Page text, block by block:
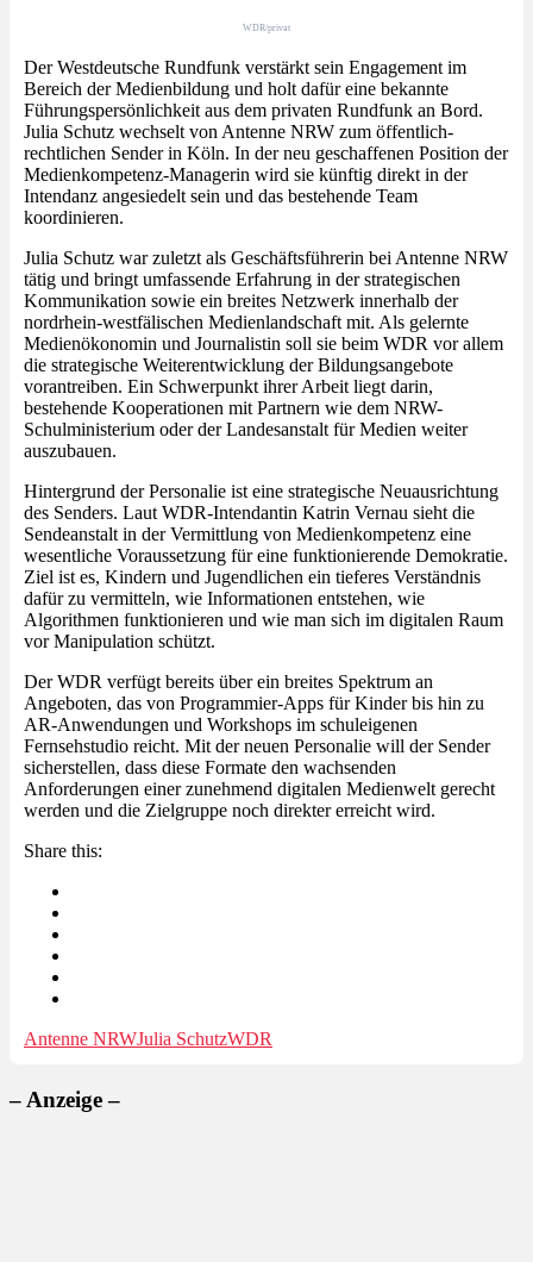
WDR/privat
Der Westdeutsche Rundfunk verstärkt sein Engagement im
Bereich der Medienbildung und holt dafür eine bekannte
Führungspersönlichkeit aus dem privaten Rundfunk an Bord.
Julia Schutz wechselt von Antenne NRW zum öffentlich-
rechtlichen Sender in Köln. In der neu geschaffenen Position der
Medienkompetenz-Managerin wird sie künftig direkt in der
Intendanz angesiedelt sein und das bestehende Team
koordinieren.
Julia Schutz war zuletzt als Geschäftsführerin bei Antenne NRW
tätig und bringt umfassende Erfahrung in der strategischen
Kommunikation sowie ein breites Netzwerk innerhalb der
nordrhein-westfälischen Medienlandschaft mit. Als gelernte
Medienökonomin und Journalistin soll sie beim WDR vor allem
die strategische Weiterentwicklung der Bildungsangebote
vorantreiben. Ein Schwerpunkt ihrer Arbeit liegt darin,
bestehende Kooperationen mit Partnern wie dem NRW-
Schulministerium oder der Landesanstalt für Medien weiter
auszubauen.
Hintergrund der Personalie ist eine strategische Neuausrichtung
des Senders. Laut WDR-Intendantin Katrin Vernau sieht die
Sendeanstalt in der Vermittlung von Medienkompetenz eine
wesentliche Voraussetzung für eine funktionierende Demokratie.
Ziel ist es, Kindern und Jugendlichen ein tieferes Verständnis
dafür zu vermitteln, wie Informationen entstehen, wie
Algorithmen funktionieren und wie man sich im digitalen Raum
vor Manipulation schützt.
Der WDR verfügt bereits über ein breites Spektrum an
Angeboten, das von Programmier-Apps für Kinder bis hin zu
AR-Anwendungen und Workshops im schuleigenen
Fernsehstudio reicht. Mit der neuen Personalie will der Sender
sicherstellen, dass diese Formate den wachsenden
Anforderungen einer zunehmend digitalen Medienwelt gerecht
werden und die Zielgruppe noch direkter erreicht wird.
Share this:
Antenne NRWJulia SchutzWDR
– Anzeige –